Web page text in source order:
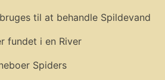
til at behandle Spildevand
fundet i en River
Spiders